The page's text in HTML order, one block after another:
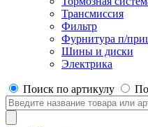
Трансмиссия
Фильтр
Фурнитура п/
Шины и диски
Электрика
Поиск по артикулу